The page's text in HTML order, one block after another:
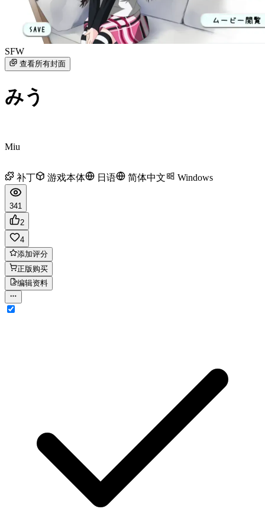
SFW
查看所有封面
みう
Miu
补丁 游戏本体 日语 简体中文 Windows
341
2
4
添加评分
正版购买
编辑资料